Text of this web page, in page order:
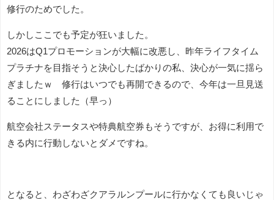
修行のためでした。
しかしここでも予定が狂いました。
2026はQ1プロモーションが大幅に改悪し、昨年ライフタイム
プラチナを目指そうと決心したばかりの私、決心が一気に揺ら
ぎましたｗ 修行はいつでも再開できるので、今年は一旦見送
ることにしました（早っ）
航空会社ステータスや特典航空券もそうですが、お得に利用で
きる内に行動しないとダメですね。
となると、わざわざクアラルンプールに行かなくても良いじゃ